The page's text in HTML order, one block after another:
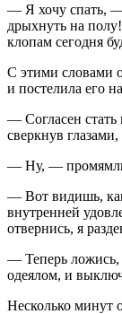
— Я хочу спать, —
дрыхнуть на
клопам сегодня
С этими словами
и постелила его
— Согласен
сверкнув
— Ну, —
— Вот видишь,
внутренней
отвернись, я
— Теперь ложись,
одеялом, и
Несколько минут